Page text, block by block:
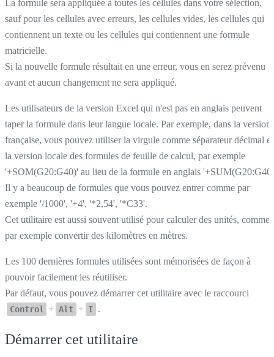
La formule sera appliquée à toutes les cellules dans votre sélection,
sauf pour les cellules avec erreurs, les cellules vides, les cellules qui
contiennent un texte ou les cellules qui contiennent une formule
matricielle.
Si la nouvelle formule résultait en une erreur, vous en serez prévenu
avant et aucun changement ne sera appliqué.
Les utilisateurs de la version Excel qui n'est pas en anglais peuvent
taper la formule dans leur langue locale. Par exemple, dans la version
française, vous pouvez utiliser la virgule comme séparateur décimal et
la version locale des formules de feuille de calcul, par exemple
'+SOM(G20:G40)' au lieu de la formule en anglais
Il y a beaucoup de formules que vous pouvez entrer comme par
exemple '/1000', '+4', '*2,54', '*C33'.
Cet utilitaire est aussi souvent utilisé pour calculer des unités, comme
par exemple convertir des kilomètres en mètres.
Les 100 dernières formules utilisées sont mémorisées de façon à
pouvoir facilement les réutiliser.
Par défaut, vous pouvez démarrer cet utilitaire avec le raccourci
Control + Alt + I .
Démarrer cet utilitaire